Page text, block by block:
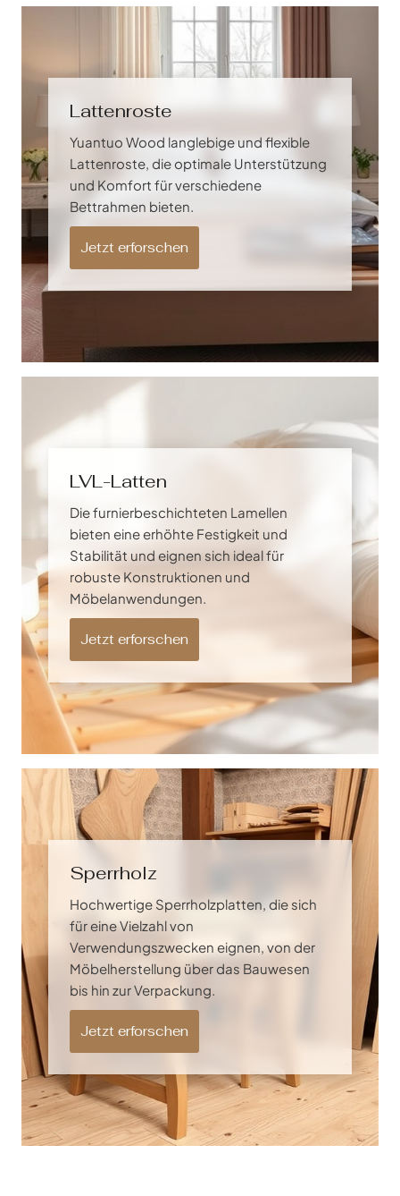
Lattenroste
Yuantuo Wood langlebige und flexible
Lattenroste, die optimale Unterstützung
und Komfort für verschiedene
Bettrahmen bieten.
Jetzt erforschen
LVL-Latten
Die furnierbeschichteten Lamellen
bieten eine erhöhte Festigkeit und
Stabilität und eignen sich ideal für
robuste Konstruktionen und
Möbelanwendungen.
Jetzt erforschen
Sperrholz
Hochwertige Sperrholzplatten, die sich
für eine Vielzahl von
Verwendungszwecken eignen, von der
Möbelherstellung über das Bauwesen
bis hin zur Verpackung.
Jetzt erforschen